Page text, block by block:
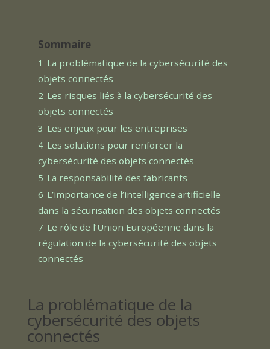
Sommaire
1 La problématique de la cybersécurité des
objets connectés
2 Les risques liés à la cybersécurité des
objets connectés
3 Les enjeux pour les entreprises
4 Les solutions pour renforcer la
cybersécurité des objets connectés
5 La responsabilité des fabricants
6 L’importance de l’intelligence artificielle
dans la sécurisation des objets connectés
7 Le rôle de l’Union Européenne dans la
régulation de la cybersécurité des objets
connectés
La problématique de la
cybersécurité des objets
connectés